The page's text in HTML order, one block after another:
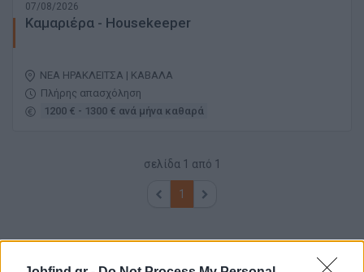
07/08/2026
Καμαριέρα - Housekeeper
ΝΕΑ ΗΡΑΚΛΕΙΤΣΑ | ΚΑΒΑΛΑ
Πλήρης απασχόληση
1200 € - 1300 € ανά μήνα καθαρά
σελίδα 1 από 1
1